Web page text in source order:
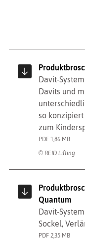
Davit-
Davits und
so konzipiert
zum
PDF 1,86 MB
© REID Lifting
Quantum
Davit-
Sockel,
PDF 2,35 MB